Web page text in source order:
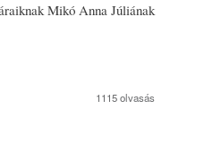
Mikó Anna Júliának
1115 olvasás